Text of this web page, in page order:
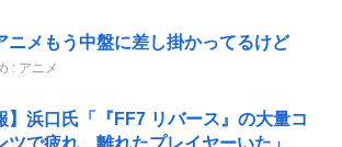
ニメもう中盤に差し掛かってるけど
: アニメ
】浜口氏「『FF7 リバース』の大量コ
ツで疲れ、離れたプレイヤーいた」